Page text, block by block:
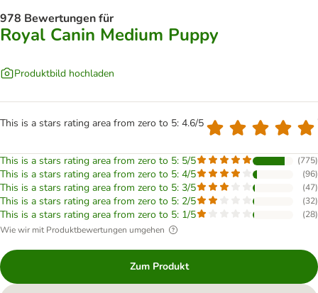
978 Bewertungen für
Royal Canin Medium Puppy
Produktbild hochladen
This is a stars rating area from zero to 5: 4.6/5
This is a stars rating area from zero to 5: 5/5 (775)
This is a stars rating area from zero to 5: 4/5 (96)
This is a stars rating area from zero to 5: 3/5 (47)
This is a stars rating area from zero to 5: 2/5 (32)
This is a stars rating area from zero to 5: 1/5 (28)
Wie wir mit Produktbewertungen umgehen
Zum Produkt